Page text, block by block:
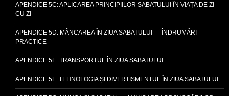
APENDICE 5C: APLICAREA PRINCIPIILOR SABATULUI ÎN VIAȚA DE ZI
CU ZI
APENDICE 5D: MÂNCAREA ÎN ZIUA SABATULUI — ÎNDRUMĂRI
PRACTICE
APENDICE 5E: TRANSPORTUL ÎN ZIUA SABATULUI
APENDICE 5F: TEHNOLOGIA ȘI DIVERTISMENTUL ÎN ZIUA SABATULUI